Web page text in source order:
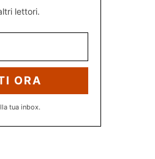
lettori.
ORA
tua inbox.